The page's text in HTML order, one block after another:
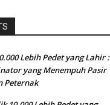
Lebih Pedet yang Lahir :
yang Menempuh Pasir
Peternak